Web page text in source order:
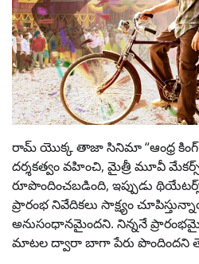
రామ్ యొక్క తాజా సినిమా “ఆంధ్ర కింగ్
దర్శకత్వం వహించి, మైత్రీ మూవీ
రూపొందించబడింది, ఇప్పుడు
ప్రారంభ నివేదికలు సాక్ష్యం
అనుసంధానమైందని. నిన్ననే
మాటల ద్వారా బాగా పేరు పొందిందని